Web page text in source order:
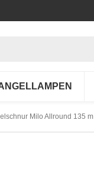
Milo Allround 135 m